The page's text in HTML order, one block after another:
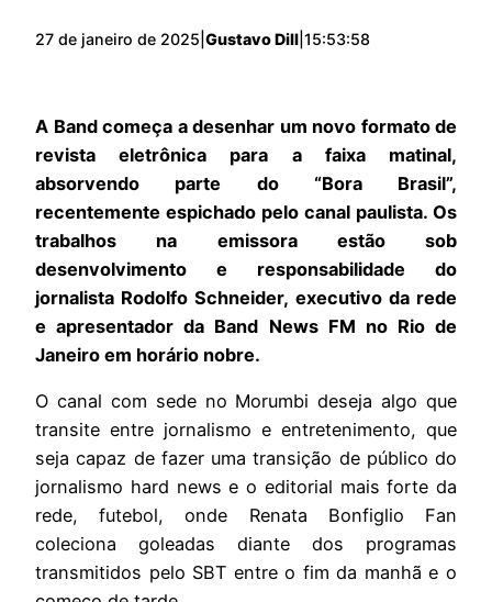
27 de janeiro de 2025 Gustavo Dill 15:53:58
A Band começa a desenhar um novo formato de
revista eletrônica para a faixa matinal,
absorvendo parte do “Bora Brasil”,
recentemente espichado pelo canal paulista. Os
trabalhos na emissora estão sob
desenvolvimento e responsabilidade do
jornalista Rodolfo Schneider, executivo da rede
e apresentador da Band News FM no Rio de
Janeiro em horário nobre.
O canal com sede no Morumbi deseja algo que
transite entre jornalismo e entretenimento, que
seja capaz de fazer uma transição de público do
jornalismo hard news e o editorial mais forte da
rede, futebol, onde Renata Bonfiglio Fan
coleciona goleadas diante dos programas
transmitidos pelo SBT entre o fim da manhã e o